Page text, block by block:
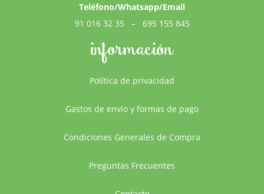
información
Política de privacidad
Gastos de envío y formas de pago
Condiciones Generales de Compra
Preguntas Frecuentes
Teléfono/Whatsapp/Email
91 016 32 35
– 695 155 845